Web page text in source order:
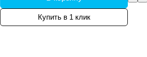
Купить в 1 клик